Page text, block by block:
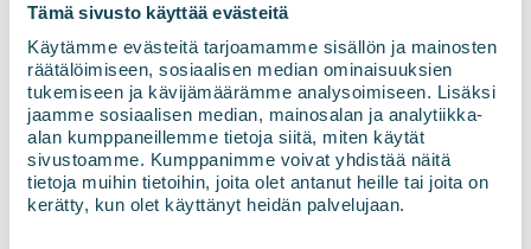
Tämä sivusto käyttää evästeitä
Käytämme evästeitä tarjoamamme sisällön ja mainosten
räätälöimiseen, sosiaalisen median ominaisuuksien
tukemiseen ja kävijämäärämme analysoimiseen. Lisäksi
jaamme sosiaalisen median, mainosalan ja analytiikka-
alan kumppaneillemme tietoja siitä, miten käytät
sivustoamme. Kumppanimme voivat yhdistää näitä
tietoja muihin tietoihin, joita olet antanut heille tai joita on
kerätty, kun olet käyttänyt heidän palvelujaan.